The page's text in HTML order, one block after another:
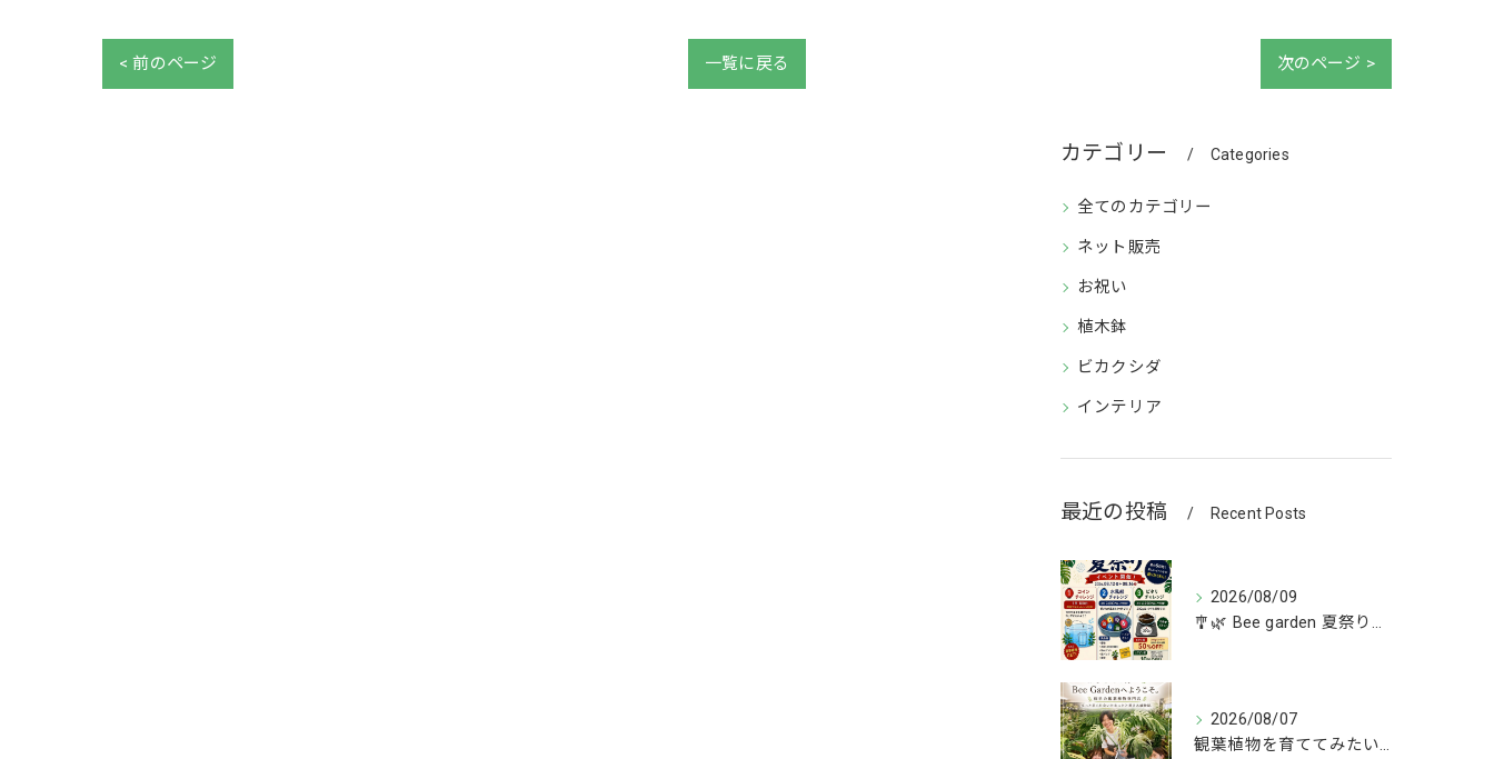
< 前のページ 一覧に戻る 次のページ >
カテゴリー Categories
全てのカテゴリー
ネット販売
お祝い
植木鉢
ビカクシダ
インテリア
最近の投稿 Recent Posts
2026/08/09
🎐🌿 Bee garden 夏祭り開催！ 🌿🎐
2026/08/07
観葉植物を育ててみたいけど、何を選べばいいか分からない」